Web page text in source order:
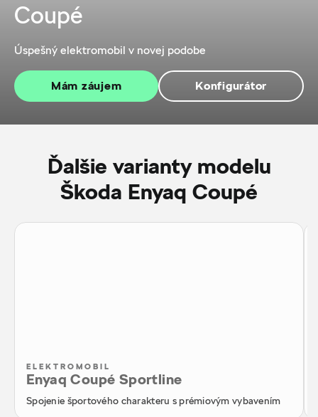
Coupé
Úspešný elektromobil v novej podobe
Mám záujem Konfigurátor
Ďalšie varianty modelu
Škoda Enyaq Coupé
ELEKTROMOBIL
Enyaq Coupé Sportline
Spojenie športového charakteru s prémiovým vybavením